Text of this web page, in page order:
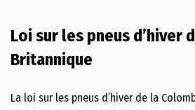
Loi sur les pneus d’hiver
Britannique
La loi sur les pneus d’hiver de la